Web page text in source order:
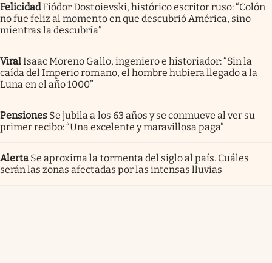
FelicidadFiódor Dostoievski, histórico escritor ruso: “Colón
no fue feliz al momento en que descubrió América, sino
mientras la descubría”
ViralIsaac Moreno Gallo, ingeniero e historiador: “Sin la
caída del Imperio romano, el hombre hubiera llegado a la
Luna en el año 1000”
Pensiones Se jubila a los 63 años y se conmueve al ver su
primer recibo: “Una excelente y maravillosa paga”
Alerta Se aproxima la tormenta del siglo al país. Cuáles
serán las zonas afectadas por las intensas lluvias